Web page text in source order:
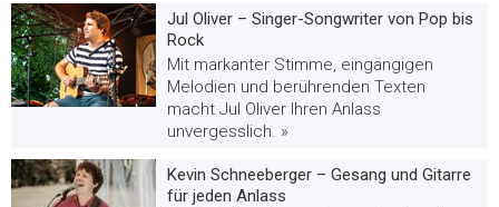
Jul Oliver – Singer-Songwriter von Pop bis
Rock
Mit markanter Stimme, eingängigen
Melodien und berührenden Texten
macht Jul Oliver Ihren Anlass
unvergesslich. »
Kevin Schneeberger – Gesang und Gitarre
für jeden Anlass